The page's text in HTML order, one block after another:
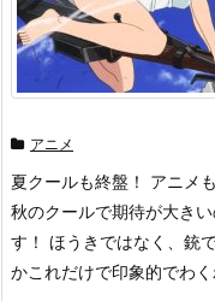
アニメ
夏クールも終盤！ アニメ
秋のクールで期待が大き
す！ ほうきではなく、銃
かこれだけで印象的でわ